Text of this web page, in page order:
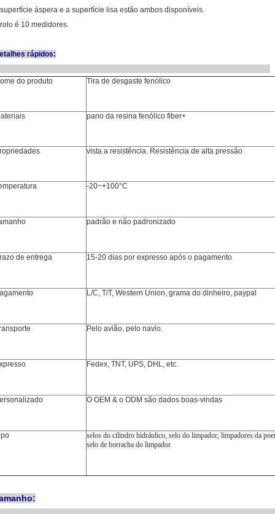
áspera e a superfície lisa estão ambos disponíveis.
é 10 medidores.
rápidos:
do produto Tira de desgaste fenólico
pano da resina fenólico fiber+
vista a resistência. Resistência de alta pressão
-20~+100°C
padrão e não padronizado
de entrega 15-20 dias por expresso após o pagamento
L/C, T/T, Western Union, grama do dinheiro, paypal
Pelo avião, pelo navio.
Fedex, TNT, UPS, DHL, etc.
O OEM & o ODM são dados boas-vindas
selos do cilindro hidráulico, selo do limpador, limpadores da
selo de borracha do limpador